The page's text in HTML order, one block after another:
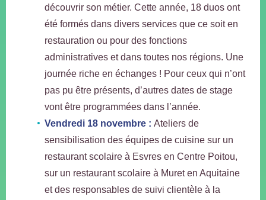
découvrir son métier. Cette année, 18 duos ont
été formés dans divers services que ce soit en
restauration ou pour des fonctions
administratives et dans toutes nos régions. Une
journée riche en échanges ! Pour ceux qui n’ont
pas pu être présents, d’autres dates de stage
vont être programmées dans l’année.
Vendredi 18 novembre : Ateliers de
sensibilisation des équipes de cuisine sur un
restaurant scolaire à Esvres en Centre Poitou,
sur un restaurant scolaire à Muret en Aquitaine
et des responsables de suivi clientèle à la